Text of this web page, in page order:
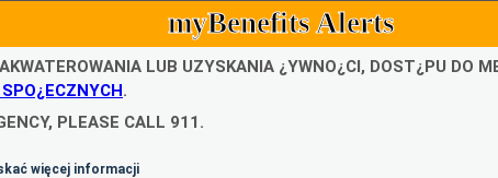
myBenefits Alerts
LUB UZYSKANIA ¿YWNO¿CI, DOST¿PU DO
.
PLEASE CALL 911.
więcej informacji